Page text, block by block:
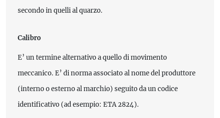
secondo in quelli al quarzo.
Calibro
E’ un termine alternativo a quello di movimento
meccanico. E’ di norma associato al nome del produttore
(interno o esterno al marchio) seguito da un codice
identificativo (ad esempio: ETA 2824).